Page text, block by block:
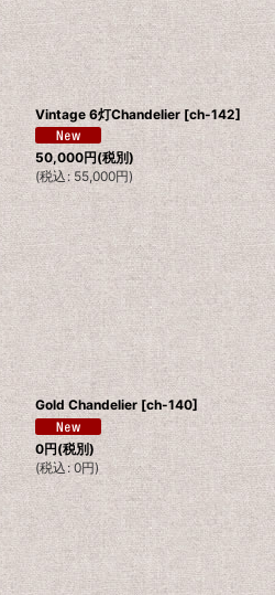
絞り込む
Vintage 6灯Chandelier [ch-142]
50,000円(税別)
(税込 : 55,000円)
Gold Chandelier [ch-140]
0円(税別)
(税込 : 0円)